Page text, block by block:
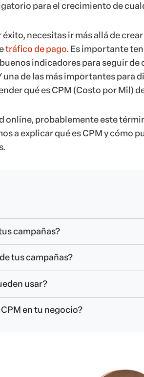
para el crecimiento de
necesitas ir más allá de
tráfico de pago. Es importante
indicadores para seguir de
de las más importantes para
qué es CPM (Costo por Mil)
online, probablemente este
a explicar qué es CPM y cómo
campañas?
tus campañas?
usar?
en tu negocio?